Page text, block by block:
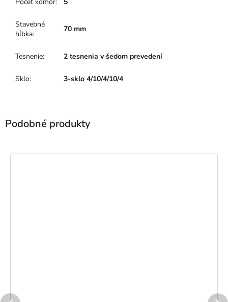
Stavebná
hĺbka:
70 mm
Tesnenie: 2 tesnenia v šedom prevedení
Sklo: 3-sklo 4/10/4/10/4